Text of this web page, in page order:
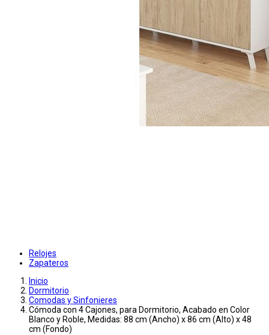
Relojes
Zapateros
Inicio
Dormitorio
Comodas y Sinfonieres
Cómoda con 4 Cajones, para Dormitorio, Acabado en Color
Blanco y Roble, Medidas: 88 cm (Ancho) x 86 cm (Alto) x 48
cm (Fondo)